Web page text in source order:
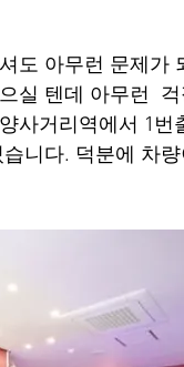
도 아무런 문제가
실 텐데 아무런
사거리역에서 1번
니다. 덕분에 차